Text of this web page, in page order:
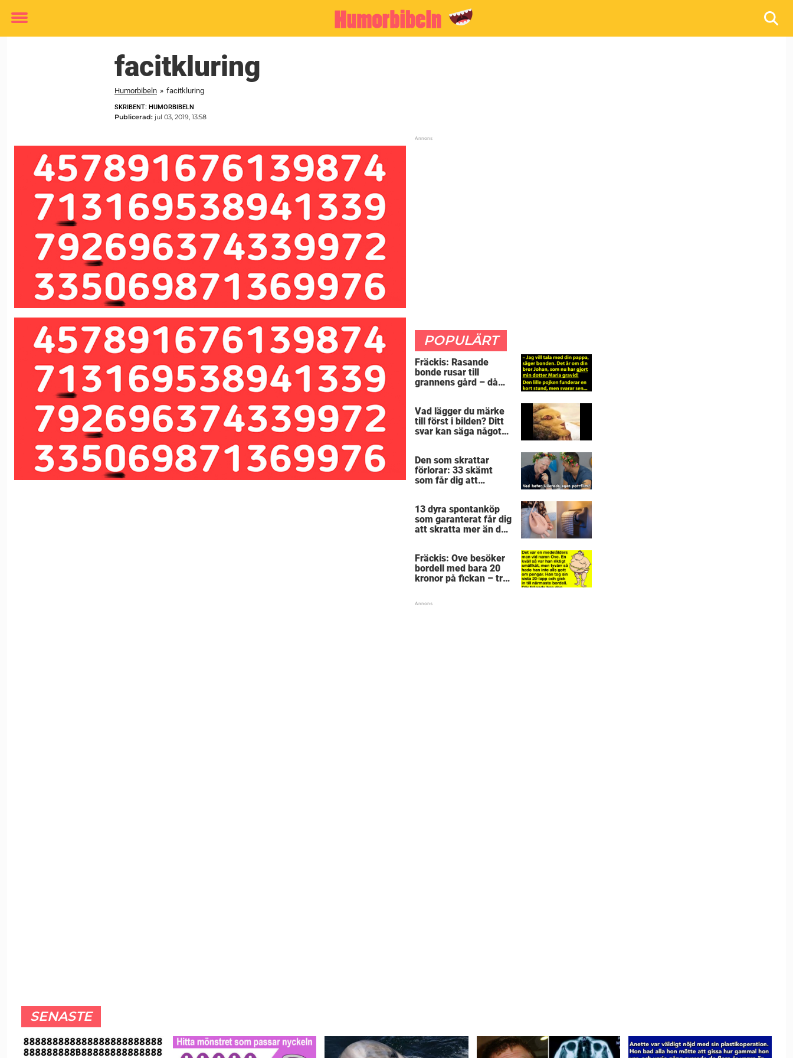
Toggle
facitkluring
Humorbibeln » facitkluring
SKRIBENT: HUMORBIBELN
Publicerad: jul 03, 2019, 13:58
POPULÄRT
Fräckis: Rasande
bonde rusar till
grannens gård – då
mållös
Vad lägger du märke
till först i bilden? Ditt
svar kan säga något
Den som skrattar
förlorar: 33 skämt
som får dig att
13 dyra spontanköp
som garanterat får dig
att skratta mer än du
Fräckis: Ove besöker
bordell med bara 20
kronor på fickan – tre
SENASTE